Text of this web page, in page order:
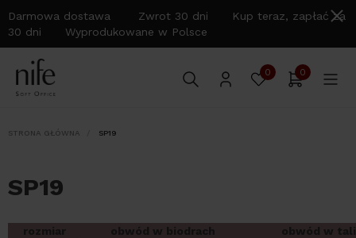
Darmowa dostawa Zwrot 30 dni Kup teraz, zapłać za
30 dni Wyprodukowane w Polsce
0 0
STRONA GŁÓWNA SP19
SP19
rozmiar obwód w biodrach
obwód w